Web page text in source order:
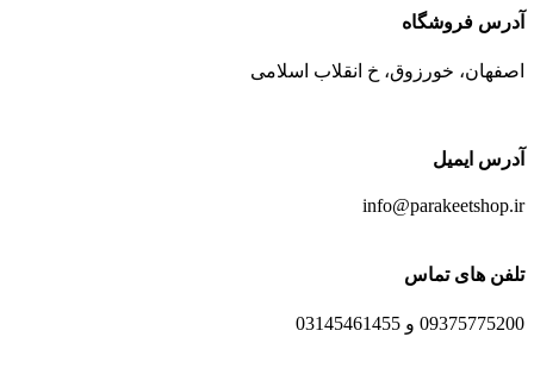
آدرس فروشگاه
اصفهان، خورزوق، خ انقلاب اسلامی
آدرس ایمیل
info@parakeetshop.ir
تلفن های تماس
09375775200 و 03145461455